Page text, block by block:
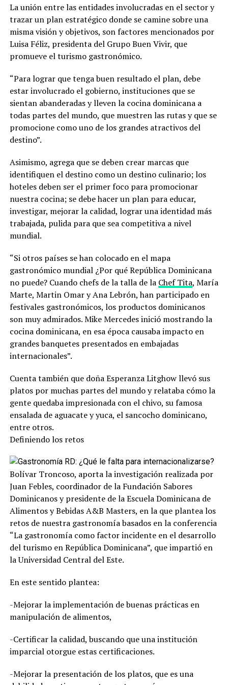
La unión entre las entidades involucradas en el sector y
trazar un plan estratégico donde se camine sobre una
misma visión y objetivos, son factores mencionados por
Luisa Féliz, presidenta del Grupo Buen Vivir, que
promueve el turismo gastronómico.
“Para lograr que tenga buen resultado el plan, debe
estar involucrado el gobierno, instituciones que se
sientan abanderadas y lleven la cocina dominicana a
todas partes del mundo, que muestren las rutas y que se
promocione como uno de los grandes atractivos del
destino”.
Asimismo, agrega que se deben crear marcas que
identifiquen el destino como un destino culinario; los
hoteles deben ser el primer foco para promocionar
nuestra cocina; se debe hacer un plan para educar,
investigar, mejorar la calidad, lograr una identidad más
trabajada, pulida para que sea competitiva a nivel
mundial.
“Si otros países se han colocado en el mapa
gastronómico mundial ¿Por qué República Dominicana
no puede? Cuando chefs de la talla de la Chef Tita, María
Marte, Martin Omar y Ana Lebrón, han participado en
festivales gastronómicos, los productos dominicanos
son muy admirados. Mike Mercedes inició mostrando la
cocina dominicana, en esa época causaba impacto en
grandes banquetes presentados en embajadas
internacionales”.
Cuenta también que doña Esperanza Litghow llevó sus
platos por muchas partes del mundo y relataba cómo la
gente quedaba impresionada con el chivo, su famosa
ensalada de aguacate y yuca, el sancocho dominicano,
entre otros.
Definiendo los retos
Bolívar Troncoso, aporta la investigación realizada por
Juan Febles, coordinador de la Fundación Sabores
Dominicanos y presidente de la Escuela Dominicana de
Alimentos y Bebidas A&B Masters, en la que plantea los
retos de nuestra gastronomía basados en la conferencia
“La gastronomía como factor incidente en el desarrollo
del turismo en República Dominicana”, que impartió en
la Universidad Central del Este.
En este sentido plantea:
-Mejorar la implementación de buenas prácticas en
manipulación de alimentos,
-Certificar la calidad, buscando que una institución
imparcial otorgue estas certificaciones.
-Mejorar la presentación de los platos, que es una